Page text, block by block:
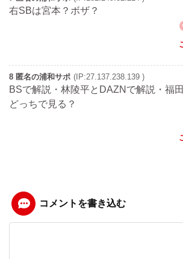
右SBは宮本？ボザ？
8 匿名の浦和サポ (IP:27.137.238.139 )
BSで解説・林陵平とDAZNで解説・福
どっちで見る？
コメントを書き込む